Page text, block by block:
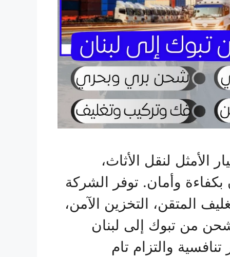
الأمثل لنقل الأثاث،
بكفاءة وأمان. توفر الشركة
المتقن، التخزين الآمن،
من تبوك إلى لبنان
والتزام تام